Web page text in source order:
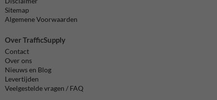
Sitemap
Algemene Voorwaarden
Over TrafficSupply
Contact
Over ons
Nieuws en Blog
Levertijden
Veelgestelde vragen / FAQ